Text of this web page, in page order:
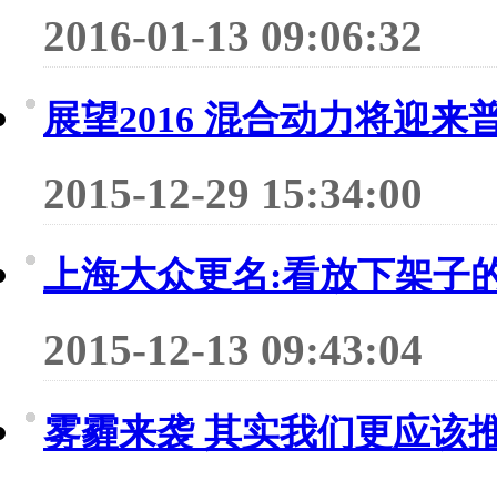
2016-01-13 09:06:32
展望2016 混合动力将迎来
2015-12-29 15:34:00
上海大众更名:看放下架子
2015-12-13 09:43:04
雾霾来袭 其实我们更应该